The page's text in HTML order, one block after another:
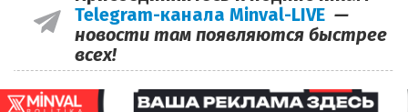
Telegram-канала Minval-LIVE —
новости там появляются быстрее
всех!